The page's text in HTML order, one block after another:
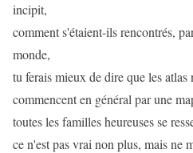
incipit,
comment s'étaient-ils rencontrés,
monde,
tu ferais mieux de dire que les
commencent en général par une
toutes les familles heureuses se
ce n'est pas vrai non plus, mais ne